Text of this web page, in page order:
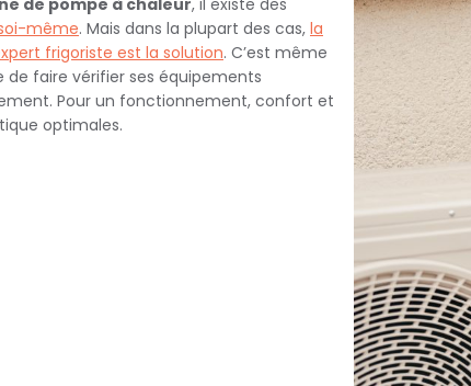
de pompe à chaleur, il existe des
même. Mais dans la plupart des cas, la
frigoriste est la solution. C’est même
de faire vérifier ses équipements
Pour un fonctionnement, confort et
optimales.